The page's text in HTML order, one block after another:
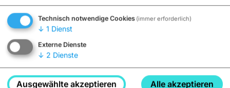
Technisch notwendige Cookies (immer erforderlich)
↓ 1 Dienst
Externe Dienste
↓ 2 Dienste
Ausgewählte akzeptieren Alle akzeptieren